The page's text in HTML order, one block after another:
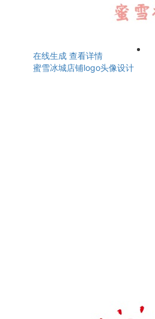
在线生成 查看详情
蜜雪冰城店铺logo头像设计